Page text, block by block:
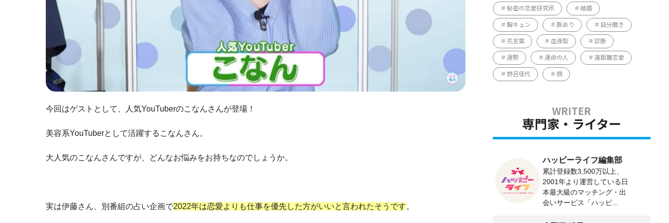
今回はゲストとして、人気YouTuberのこなんさんが登場！
美容系YouTuberとして活躍するこなんさん。
大人気のこなんさんですが、どんなお悩みをお持ちなのでしょうか。
実は伊藤さん、別番組の占い企画で2022年は恋愛よりも仕事を優先した方がいいと言われたそうです。
秘密の恋愛研究所 結婚
胸キュン 脈あり 自分磨き
花言葉 血液型 診断
運勢 運命の人 遠距離恋愛
野呂佳代 顔
専門家・ライター
ハッピーライフ編集部
累計登録数3,500万以上、
2001年より運営している日
本最大級のマッチング・出
会いサービス「ハッピ...